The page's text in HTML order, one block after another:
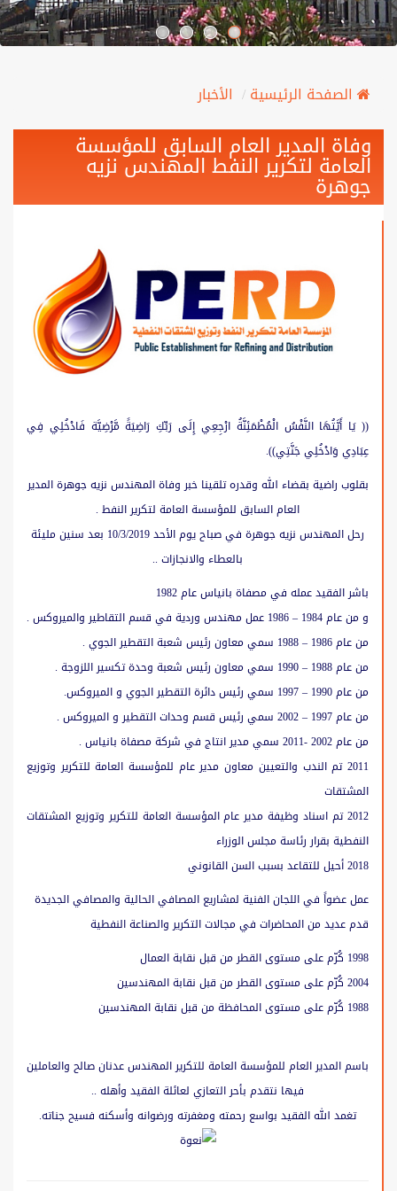
الصفحة الرئيسية الأخبار
وفاة المدير العام السابق للمؤسسة
العامة لتكرير النفط المهندس نزيه
جوهرة
(( يَا أَيَّتُهَا النَّفْسُ الْمُطْمَئِنَّةُ ارْجِعِي إِلَى رَبِّكِ رَاضِيَةً مَّرْضِيَّة فَادْخُلِي فِي
عِبَادِي وَادْخُلِي جَنَّتِي)).
بقلوب راضية بقضاء الله وقدره تلقينا خبر وفاة المهندس نزيه جوهرة المدير
العام السابق للمؤسسة العامة لتكرير النفط .
رحل المهندس نزيه جوهرة في صباح يوم الأحد 10/3/2019 بعد سنين مليئة
بالعطاء والانجازات ..
باشر الفقيد عمله في مصفاة بانياس عام 1982
و من عام 1984 – 1986 عمل مهندس وردية في قسم التقاطير والميروكس .
من عام 1986 – 1988 سمي معاون رئيس شعبة التقطير الجوي .
من عام 1988 – 1990 سمي معاون رئيس شعبة وحدة تكسير اللزوجة .
من عام 1990 – 1997 سمي رئيس دائرة التقطير الجوي و الميروكس.
من عام 1997 – 2002 سمي رئيس قسم وحدات التقطير و الميروكس .
من عام 2002 -2011 سمي مدير انتاج في شركة مصفاة بانياس .
2011 تم الندب والتعيين معاون مدير عام للمؤسسة العامة للتكرير وتوزيع
المشتقات
2012 تم اسناد وظيفة مدير عام المؤسسة العامة للتكرير وتوزيع المشتقات
النفطية بقرار رئاسة مجلس الوزراء
2018 أحيل للتقاعد بسبب السن القانوني
عمل عضواً في اللجان الفنية لمشاريع المصافي الحالية والمصافي الجديدة
قدم عديد من المحاضرات في مجالات التكرير والصناعة النفطية
1998 كُرّم على مستوى القطر من قبل نقابة العمال
2004 كُرّم على مستوى القطر من قبل نقابة المهندسين
1988 كُرّم على مستوى المحافظة من قبل نقابة المهندسين
باسم المدير العام للمؤسسة العامة للتكرير المهندس عدنان صالح والعاملين
فيها نتقدم بأحر التعازي لعائلة الفقيد وأهله ..
تغمد الله الفقيد بواسع رحمته ومغفرته ورضوانه وأسكنه فسيح جناته.